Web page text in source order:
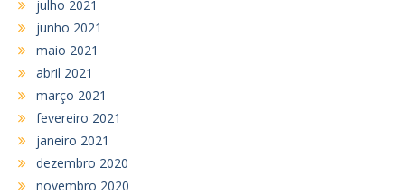
julho 2021
junho 2021
maio 2021
abril 2021
março 2021
fevereiro 2021
janeiro 2021
dezembro 2020
novembro 2020